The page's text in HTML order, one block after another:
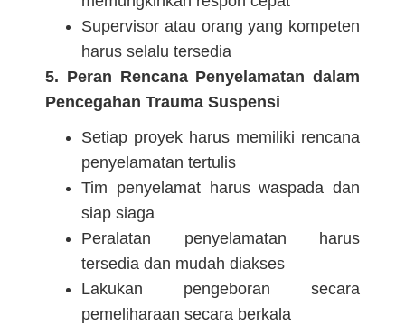
Supervisor atau orang yang kompeten
harus selalu tersedia
5. Peran Rencana Penyelamatan dalam
Pencegahan Trauma Suspensi
Setiap proyek harus memiliki rencana
penyelamatan tertulis
Tim penyelamat harus waspada dan
siap siaga
Peralatan penyelamatan harus
tersedia dan mudah diakses
Lakukan pengeboran secara
pemeliharaan secara berkala